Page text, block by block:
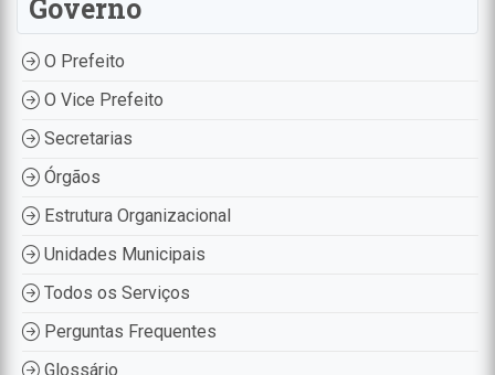
Governo
O Prefeito
O Vice Prefeito
Secretarias
Órgãos
Estrutura Organizacional
Unidades Municipais
Todos os Serviços
Perguntas Frequentes
Glossário